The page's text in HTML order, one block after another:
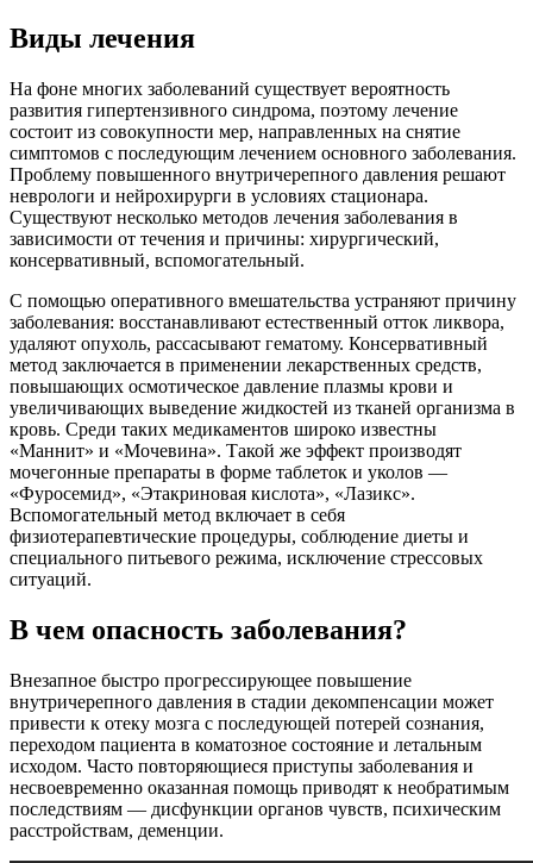
Виды лечения
На фоне многих заболеваний существует вероятность
развития гипертензивного синдрома, поэтому лечение
состоит из совокупности мер, направленных на снятие
симптомов с последующим лечением основного заболевания.
Проблему повышенного внутричерепного давления решают
неврологи и нейрохирурги в условиях стационара.
Существуют несколько методов лечения заболевания в
зависимости от течения и причины: хирургический,
консервативный, вспомогательный.
С помощью оперативного вмешательства устраняют причину
заболевания: восстанавливают естественный отток ликвора,
удаляют опухоль, рассасывают гематому. Консервативный
метод заключается в применении лекарственных средств,
повышающих осмотическое давление плазмы крови и
увеличивающих выведение жидкостей из тканей организма в
кровь. Среди таких медикаментов широко известны
«Маннит» и «Мочевина». Такой же эффект производят
мочегонные препараты в форме таблеток и уколов —
«Фуросемид», «Этакриновая кислота», «Лазикс».
Вспомогательный метод включает в себя
физиотерапевтические процедуры, соблюдение диеты и
специального питьевого режима, исключение стрессовых
ситуаций.
В чем опасность заболевания?
Внезапное быстро прогрессирующее повышение
внутричерепного давления в стадии декомпенсации может
привести к отеку мозга с последующей потерей сознания,
переходом пациента в коматозное состояние и летальным
исходом. Часто повторяющиеся приступы заболевания и
несвоевременно оказанная помощь приводят к необратимым
последствиям — дисфункции органов чувств, психическим
расстройствам, деменции.